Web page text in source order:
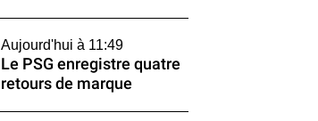
Aujourd'hui à 11:49
Le PSG enregistre quatre
retours de marque